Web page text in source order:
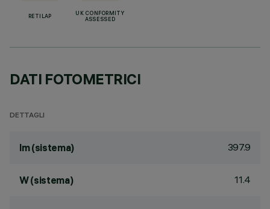
RETILAP
UK CONFORMITY
ASSESSED
DATI FOTOMETRICI
DETTAGLI
lm (sistema) 397.9
W (sistema) 11.4